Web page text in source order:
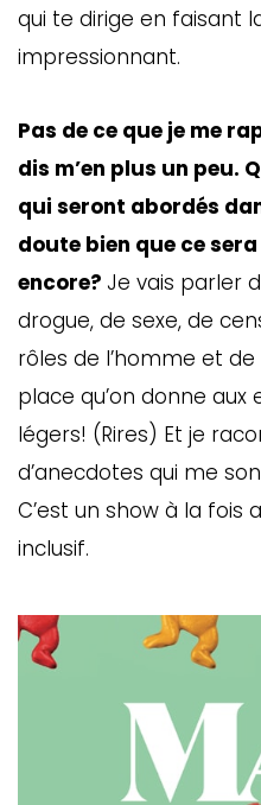
qui te dirige en faisant
impressionnant.
Pas de ce que je me
dis m’en plus un peu.
qui seront abordés
doute bien que ce
encore? Je vais parler
drogue, de sexe, de
rôles de l’homme et
place qu’on donne aux
légers! (Rires) Et je
d’anecdotes qui me
C’est un show à la fois
inclusif.